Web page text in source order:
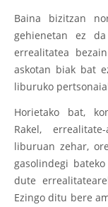
Baina bizitzan
gehienetan ez
errealitatea
askotan biak bat
liburuko
Horietako bat,
Rakel,
liburuan zehar,
gasolindegi
dute
Ezingo ditu bere